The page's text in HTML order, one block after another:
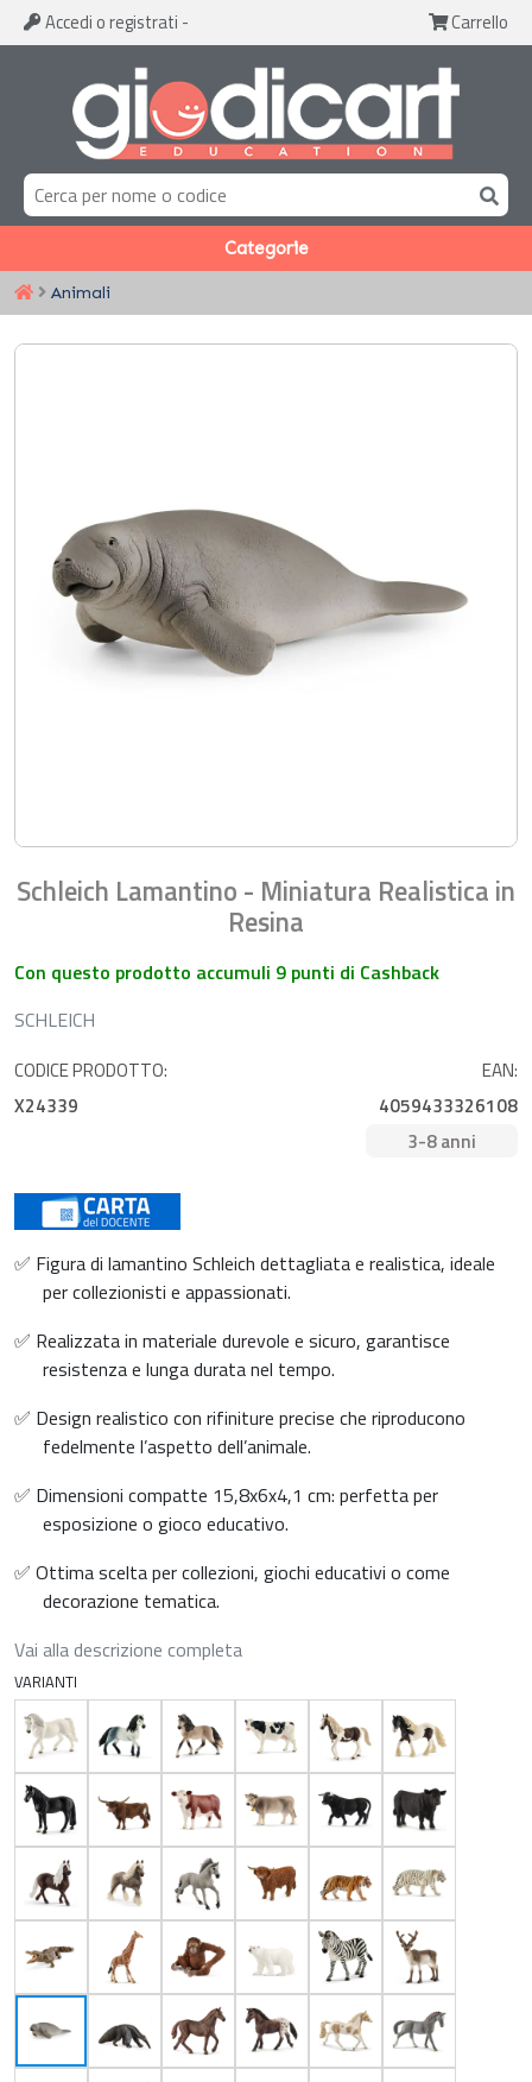
Accedi o registrati - Carrello
Categorie
Animali
Schleich Lamantino - Miniatura Realistica in
Resina
Con questo prodotto accumuli 9 punti di Cashback
SCHLEICH
CODICE PRODOTTO:
X24339
EAN:
4059433326108
3-8 anni
✅ Figura di lamantino Schleich dettagliata e realistica, ideale
per collezionisti e appassionati.
✅ Realizzata in materiale durevole e sicuro, garantisce
resistenza e lunga durata nel tempo.
✅ Design realistico con rifiniture precise che riproducono
fedelmente l’aspetto dell’animale.
✅ Dimensioni compatte 15,8x6x4,1 cm: perfetta per
esposizione o gioco educativo.
✅ Ottima scelta per collezioni, giochi educativi o come
decorazione tematica.
Vai alla descrizione completa
VARIANTI